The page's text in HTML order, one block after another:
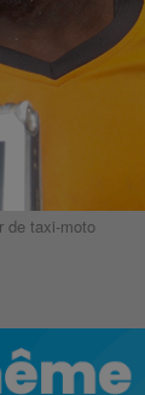
de taxi-moto